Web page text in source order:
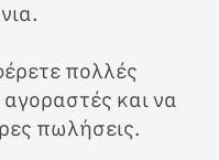
πολλές
και να
πωλήσεις.